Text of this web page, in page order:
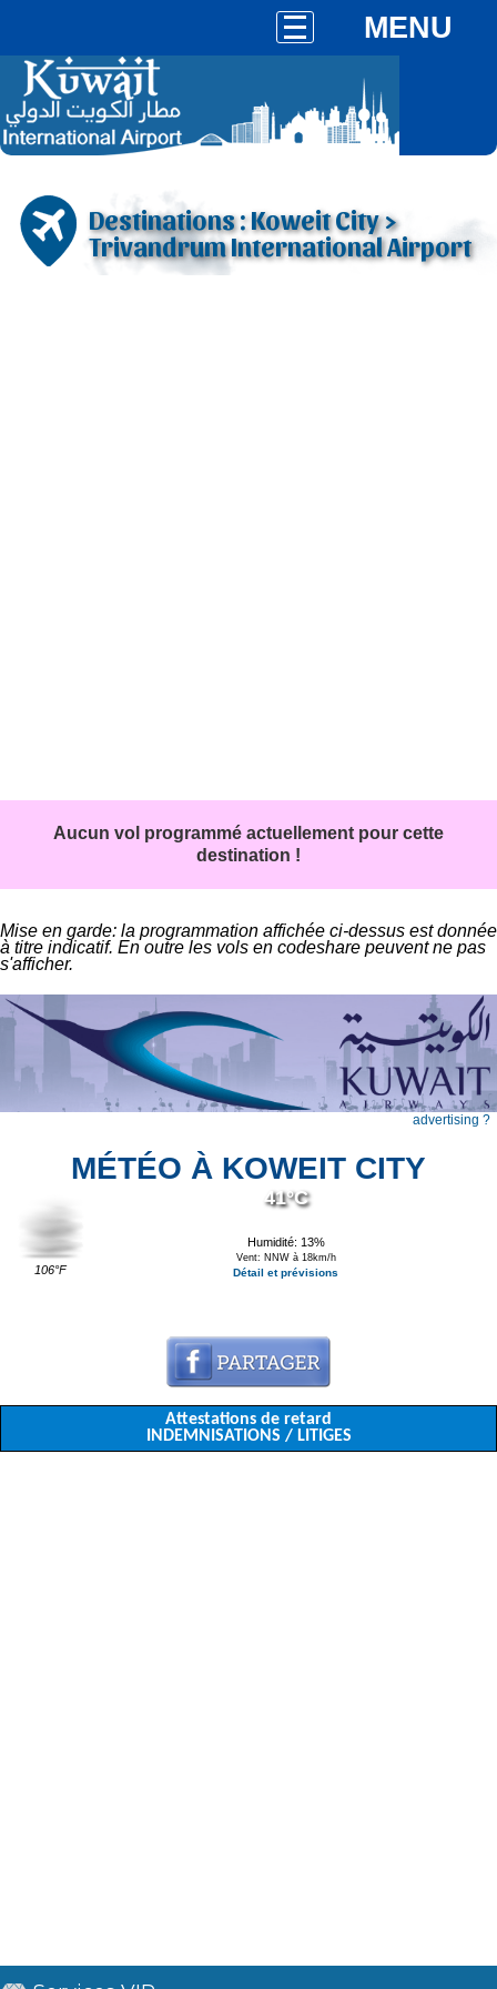
MENU
Destinations : Koweit City >
Trivandrum International Airport
Aucun vol programmé actuellement pour cette
destination !
Mise en garde: la programmation affichée ci-dessus est donnée
à titre indicatif. En outre les vols en codeshare peuvent ne pas
s'afficher.
advertising ?
MÉTÉO À KOWEIT CITY
106°F
41°C
Humidité: 13%
Vent: NNW à 18km/h
Détail et prévisions
Attestations de retard
INDEMNISATIONS / LITIGES